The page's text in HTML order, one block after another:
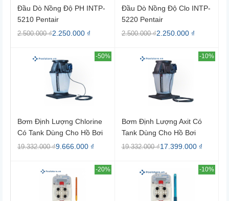
Đầu Dò Nồng Độ PH INTP-
5210 Pentair
2.500.000 ₫2.250.000 ₫
Đầu Dò Nồng Độ Clo INTP-
5220 Pentair
2.500.000 ₫2.250.000 ₫
-50%
Bơm Định Lượng Chlorine
Có Tank Dùng Cho Hồ Bơi
522473 Pentair
19.332.000 ₫9.666.000 ₫
-10%
Bơm Định Lượng Axit Có
Tank Dùng Cho Hồ Bơi
522472 Pentair
19.332.000 ₫17.399.000 ₫
-20% -10%